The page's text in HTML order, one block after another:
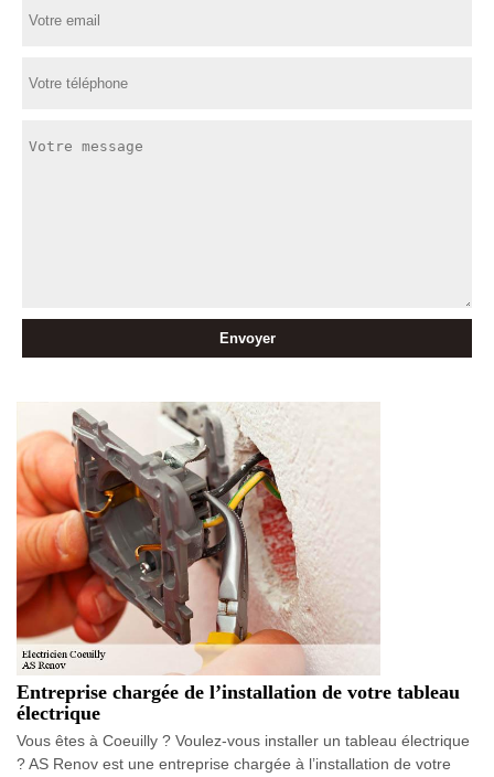
Entreprise chargée de l’installation de votre tableau
électrique
Vous êtes à Coeuilly ? Voulez-vous installer un tableau électrique
? AS Renov est une entreprise chargée à l’installation de votre